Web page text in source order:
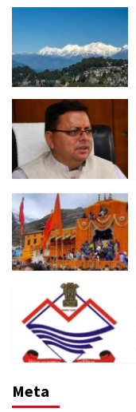
Meta